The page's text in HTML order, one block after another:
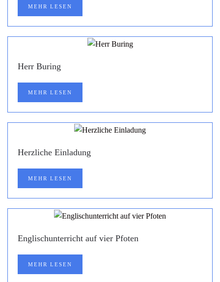
MEHR LESEN
Herr Buring
MEHR LESEN
Herzliche Einladung
MEHR LESEN
Englischunterricht auf vier Pfoten
MEHR LESEN